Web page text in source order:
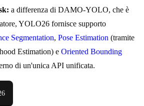
a differenza di DAMO-YOLO, che è
YOLO26 fornisce supporto
Segmentation, Pose Estimation (tramite
Estimation) e Oriented Bounding
di un'unica API unificata.